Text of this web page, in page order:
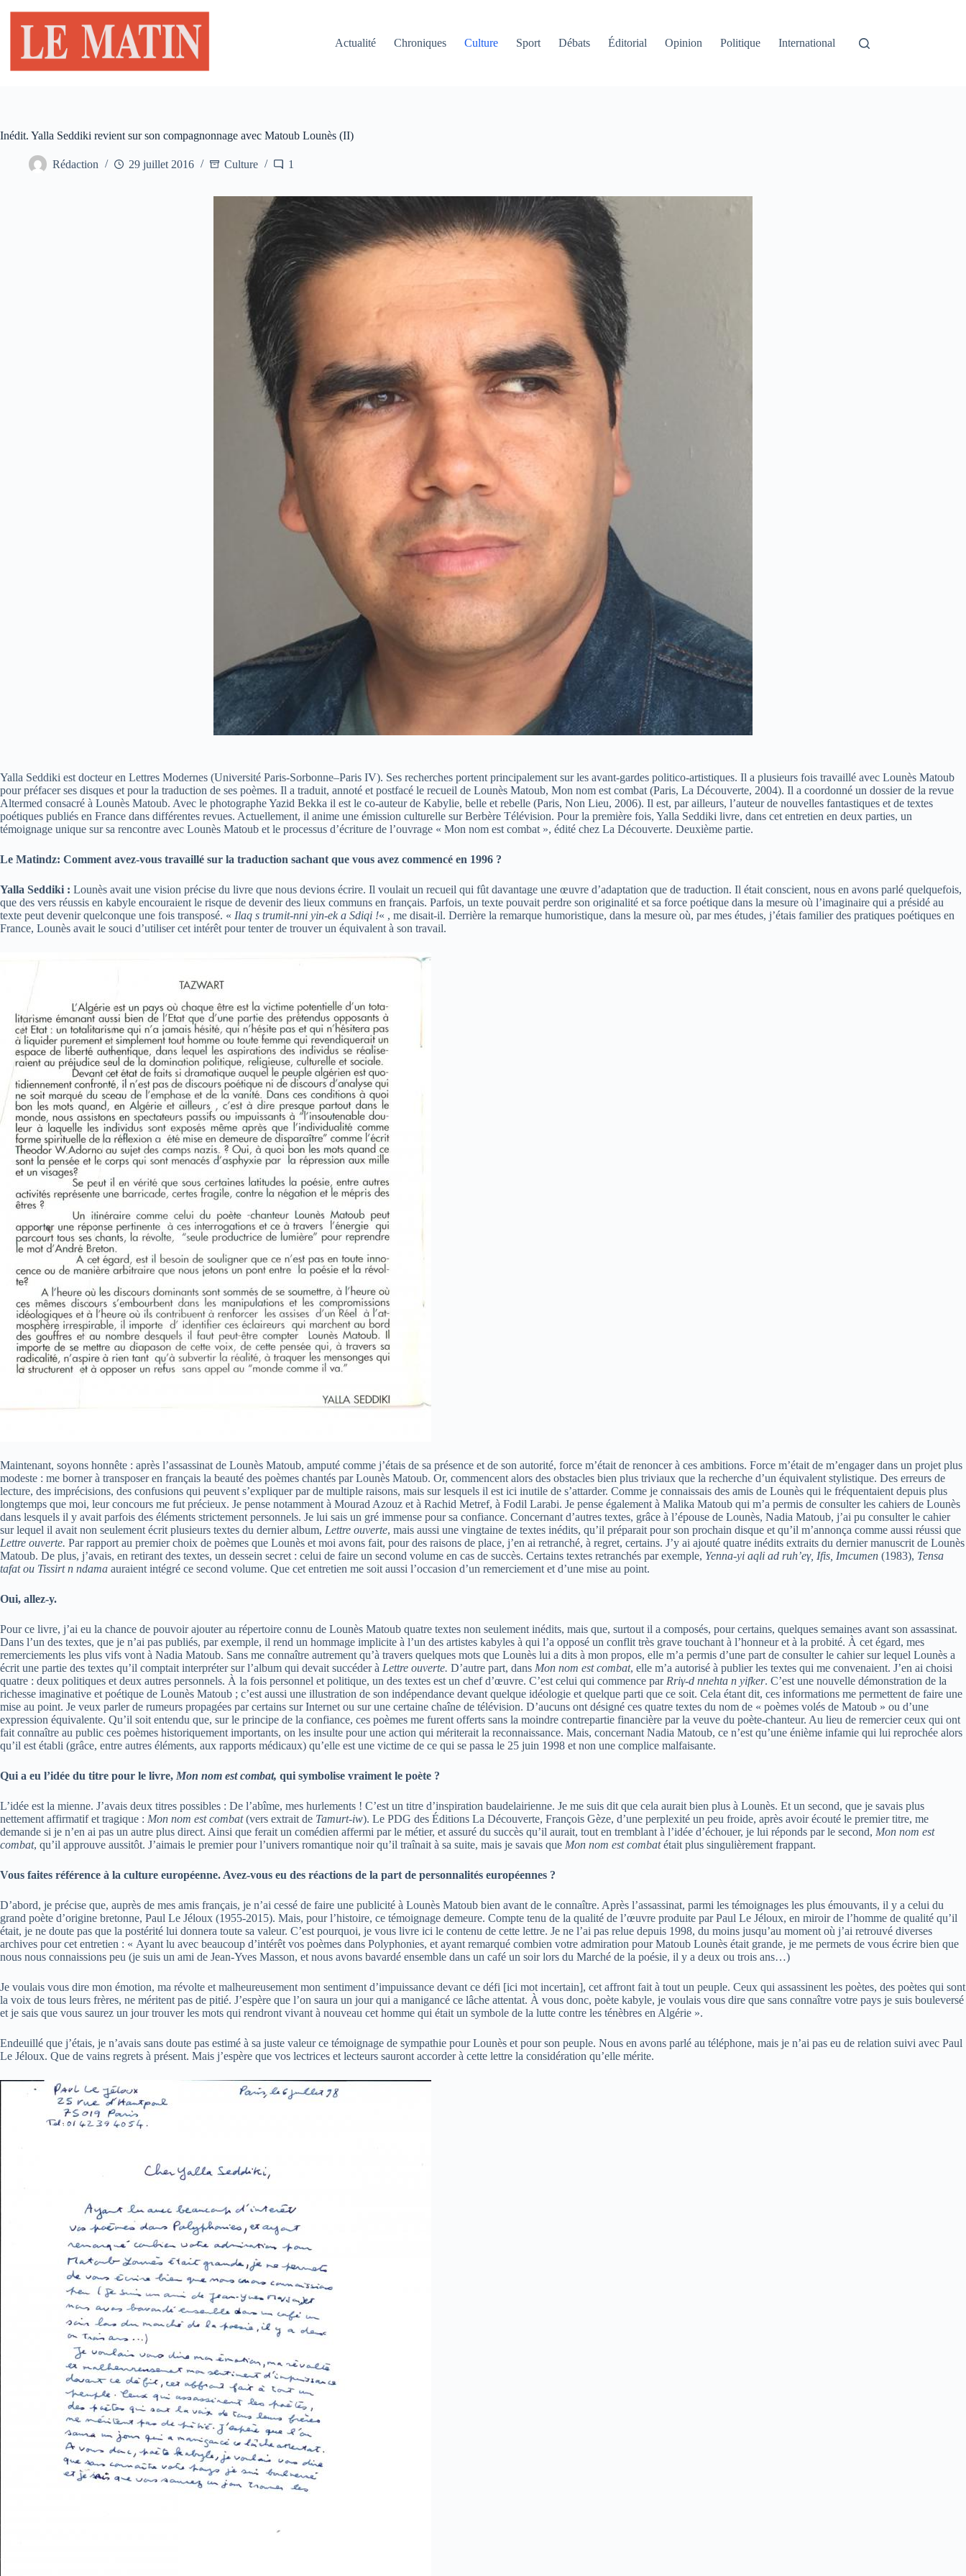
contenu
Actualité
Chroniques Culture Sport Débats Éditorial Opinion Politique International
Inédit. Yalla Seddiki revient sur son compagnonnage avec Matoub Lounès (II)
Rédaction 29 juillet 2016 Culture 1
Yalla Seddiki est docteur en Lettres Modernes (Université Paris-Sorbonne–Paris IV). Ses recherches portent principalement sur les avant-gardes politico-artistiques. Il a plusieurs fois travaillé avec Lounès Matoub
pour préfacer ses disques et pour la traduction de ses poèmes. Il a traduit, annoté et postfacé le recueil de Lounès Matoub, Mon nom est combat (Paris, La Découverte, 2004). Il a coordonné un dossier de la revue
Altermed consacré à Lounès Matoub. Avec le photographe Yazid Bekka il est le co-auteur de Kabylie, belle et rebelle (Paris, Non Lieu, 2006). Il est, par ailleurs, l’auteur de nouvelles fantastiques et de textes
poétiques publiés en France dans différentes revues. Actuellement, il anime une émission culturelle sur Berbère Télévision. Pour la première fois, Yalla Seddiki livre, dans cet entretien en deux parties, un
témoignage unique sur sa rencontre avec Lounès Matoub et le processus d’écriture de l’ouvrage « Mon nom est combat », édité chez La Découverte. Deuxième partie.
Le Matindz: Comment avez-vous travaillé sur la traduction sachant que vous avez commencé en 1996 ?
Yalla Seddiki : Lounès avait une vision précise du livre que nous devions écrire. Il voulait un recueil qui fût davantage une œuvre d’adaptation que de traduction. Il était conscient, nous en avons parlé quelquefois,
que des vers réussis en kabyle encouraient le risque de devenir des lieux communs en français. Parfois, un texte pouvait perdre son originalité et sa force poétique dans la mesure où l’imaginaire qui a présidé au
texte peut devenir quelconque une fois transposé. « Ilaq s trumit-nni yin-ek a Sdiqi !« , me disait-il. Derrière la remarque humoristique, dans la mesure où, par mes études, j’étais familier des pratiques poétiques en
France, Lounès avait le souci d’utiliser cet intérêt pour tenter de trouver un équivalent à son travail.
Maintenant, soyons honnête : après l’assassinat de Lounès Matoub, amputé comme j’étais de sa présence et de son autorité, force m’était de renoncer à ces ambitions. Force m’était de m’engager dans un projet plus
modeste : me borner à transposer en français la beauté des poèmes chantés par Lounès Matoub. Or, commencent alors des obstacles bien plus triviaux que la recherche d’un équivalent stylistique. Des erreurs de
lecture, des imprécisions, des confusions qui peuvent s’expliquer par de multiple raisons, mais sur lesquels il est ici inutile de s’attarder. Comme je connaissais des amis de Lounès qui le fréquentaient depuis plus
longtemps que moi, leur concours me fut précieux. Je pense notamment à Mourad Azouz et à Rachid Metref, à Fodil Larabi. Je pense également à Malika Matoub qui m’a permis de consulter les cahiers de Lounès
dans lesquels il y avait parfois des éléments strictement personnels. Je lui sais un gré immense pour sa confiance. Concernant d’autres textes, grâce à l’épouse de Lounès, Nadia Matoub, j’ai pu consulter le cahier
sur lequel il avait non seulement écrit plusieurs textes du dernier album, Lettre ouverte, mais aussi une vingtaine de textes inédits, qu’il préparait pour son prochain disque et qu’il m’annonça comme aussi réussi que
Lettre ouverte. Par rapport au premier choix de poèmes que Lounès et moi avons fait, pour des raisons de place, j’en ai retranché, à regret, certains. J’y ai ajouté quatre inédits extraits du dernier manuscrit de Lounès
Matoub. De plus, j’avais, en retirant des textes, un dessein secret : celui de faire un second volume en cas de succès. Certains textes retranchés par exemple, Yenna-yi aqli ad ruh’eγ, Ifis, Imcumen (1983), Tensa
tafat ou Tissirt n ndama auraient intégré ce second volume. Que cet entretien me soit aussi l’occasion d’un remerciement et d’une mise au point.
Oui, allez-y.
Pour ce livre, j’ai eu la chance de pouvoir ajouter au répertoire connu de Lounès Matoub quatre textes non seulement inédits, mais que, surtout il a composés, pour certains, quelques semaines avant son assassinat.
Dans l’un des textes, que je n’ai pas publiés, par exemple, il rend un hommage implicite à l’un des artistes kabyles à qui l’a opposé un conflit très grave touchant à l’honneur et à la probité. À cet égard, mes
remerciements les plus vifs vont à Nadia Matoub. Sans me connaître autrement qu’à travers quelques mots que Lounès lui a dits à mon propos, elle m’a permis d’une part de consulter le cahier sur lequel Lounès a
écrit une partie des textes qu’il comptait interpréter sur l’album qui devait succéder à Lettre ouverte. D’autre part, dans Mon nom est combat, elle m’a autorisé à publier les textes qui me convenaient. J’en ai choisi
quatre : deux politiques et deux autres personnels. À la fois personnel et politique, un des textes est un chef d’œuvre. C’est celui qui commence parRriγ-d nnehta n yifker. C’est une nouvelle démonstration de la
richesse imaginative et poétique de Lounès Matoub ; c’est aussi une illustration de son indépendance devant quelque idéologie et quelque parti que ce soit. Cela étant dit, ces informations me permettent de faire une
mise au point. Je veux parler de rumeurs propagées par certains sur Internet ou sur une certaine chaîne de télévision. D’aucuns ont désigné ces quatre textes du nom de « poèmes volés de Matoub » ou d’une
expression équivalente. Qu’il soit entendu que, sur le principe de la confiance, ces poèmes me furent offerts sans la moindre contrepartie financière par la veuve du poète-chanteur. Au lieu de remercier ceux qui ont
fait connaître au public ces poèmes historiquement importants, on les insulte pour une action qui mériterait la reconnaissance. Mais, concernant Nadia Matoub, ce n’est qu’une énième infamie qui lui reprochée alors
qu’il est établi (grâce, entre autres éléments, aux rapports médicaux) qu’elle est une victime de ce qui se passa le 25 juin 1998 et non une complice malfaisante.
Qui a eu l’idée du titre pour le livre, Mon nom est combat, qui symbolise vraiment le poète ?
L’idée est la mienne. J’avais deux titres possibles : De l’abîme, mes hurlements ! C’est un titre d’inspiration baudelairienne. Je me suis dit que cela aurait bien plus à Lounès. Et un second, que je savais plus
nettement affirmatif et tragique : Mon nom est combat(vers extrait de Tamurt-iw). Le PDG des Éditions La Découverte, François Gèze, d’une perplexité un peu froide, après avoir écouté le premier titre, me
demande si je n’en ai pas un autre plus direct. Ainsi que ferait un comédien affermi par le métier, et assuré du succès qu’il aurait, tout en tremblant à l’idée d’échouer, je lui réponds par le second, Mon nom est
combat, qu’il approuve aussitôt. J’aimais le premier pour l’univers romantique noir qu’il traînait à sa suite, mais je savais que Mon nom est combatétait plus singulièrement frappant.
Vous faites référence à la culture européenne. Avez-vous eu des réactions de la part de personnalités européennes ?
D’abord, je précise que, auprès de mes amis français, je n’ai cessé de faire une publicité à Lounès Matoub bien avant de le connaître. Après l’assassinat, parmi les témoignages les plus émouvants, il y a celui du
grand poète d’origine bretonne, Paul Le Jéloux (1955-2015). Mais, pour l’histoire, ce témoignage demeure. Compte tenu de la qualité de l’œuvre produite par Paul Le Jéloux, en miroir de l’homme de qualité qu’il
était, je ne doute pas que la postérité lui donnera toute sa valeur. C’est pourquoi, je vous livre ici le contenu de cette lettre. Je ne l’ai pas relue depuis 1998, du moins jusqu’au moment où j’ai retrouvé diverses
archives pour cet entretien : « Ayant lu avec beaucoup d’intérêt vos poèmes dans Polyphonies, et ayant remarqué combien votre admiration pour Matoub Lounès était grande, je me permets de vous écrire bien que
nous nous connaissions peu (je suis un ami de Jean-Yves Masson, et nous avons bavardé ensemble dans un café un soir lors du Marché de la poésie, il y a deux ou trois ans…)
Je voulais vous dire mon émotion, ma révolte et malheureusement mon sentiment d’impuissance devant ce défi [ici mot incertain], cet affront fait à tout un peuple. Ceux qui assassinent les poètes, des poètes qui sont
la voix de tous leurs frères, ne méritent pas de pitié. J’espère que l’on saura un jour qui a manigancé ce lâche attentat. À vous donc, poète kabyle, je voulais vous dire que sans connaître votre pays je suis bouleversé
et je sais que vous saurez un jour trouver les mots qui rendront vivant à nouveau cet homme qui était un symbole de la lutte contre les ténèbres en Algérie ».
Endeuillé que j’étais, je n’avais sans doute pas estimé à sa juste valeur ce témoignage de sympathie pour Lounès et pour son peuple. Nous en avons parlé au téléphone, mais je n’ai pas eu de relation suivi avec Paul
Le Jéloux. Que de vains regrets à présent. Mais j’espère que vos lectrices et lecteurs sauront accorder à cette lettre la considération qu’elle mérite.